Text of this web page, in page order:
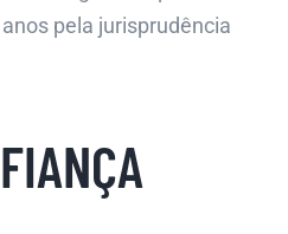
pela jurisprudência